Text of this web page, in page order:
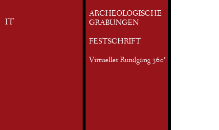
IT
ARCHEOLOGISCHE
GRABUNGEN
FESTSCHRIFT
Virtueller Rundgang 360°